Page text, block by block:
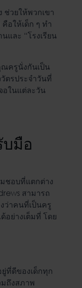
ช่วยให้พวกเขา
อให้เด็ก ๆ ทำ
และ “โรงเรียน
ณครูนั่งกันเป็น
ตรประจำวันที่
อในแต่ละวัน
บมือ
ชอบที่แตกต่าง
สามารถ
ว่าคนที่เป็นครู
อย่างเต็มที่ โดย
ที่ดีของเด็กทุก
ถึงสภาพ